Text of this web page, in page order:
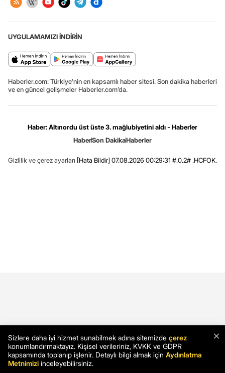
UYGULAMAMIZI İNDİRİN
Haberler.com: Türkiye’nin en kapsamlı haber sitesi. Son dakika haberleri
ve en güncel gelişmeler Haberler.com’da.
Haber: Altınordu üst üste 3. mağlubiyetini aldı - Haberler
HaberSon DakikaHaberler
Gizlilik ve çerez ayarları [Hata Bildir] 07.08.2026 00:29:31 #.0.2# .HCFOK.
×
Sizlere daha iyi hizmet sunabilmek adına sitemizde çerez
konumlandırmaktayız. Kişisel verileriniz, KVKK ve GDPR
kapsamında toplanıp işlenir. Detaylı bilgi almak için Aydınlatma
Metnimizi inceleyebilirsiniz.